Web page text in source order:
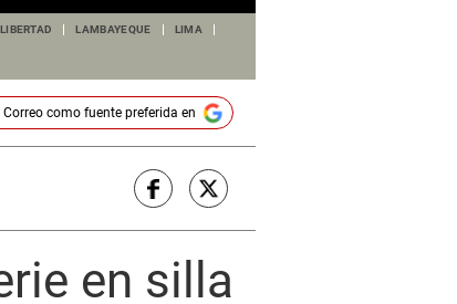
de
LAMBAYEQUE LIMA
Correocomo fuente preferida en
en silla